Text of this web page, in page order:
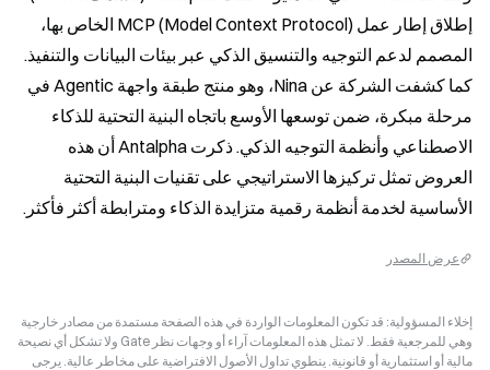
الأساسية لخدمة أنظمة رقمية متزايدة الذكاء ومترابطة أكثر فأكثر.
عرض المصدر
إخلاء المسؤولية: قد تكون المعلومات الواردة في هذه الصفحة مستمدة من مصادر خارجية
وهي للمرجعية فقط. لا تمثل هذه المعلومات آراء أو وجهات نظر Gate ولا تشكل أي نصيحة
مالية أو استثمارية أو قانونية. ينطوي تداول الأصول الافتراضية على مخاطر عالية. يرجى